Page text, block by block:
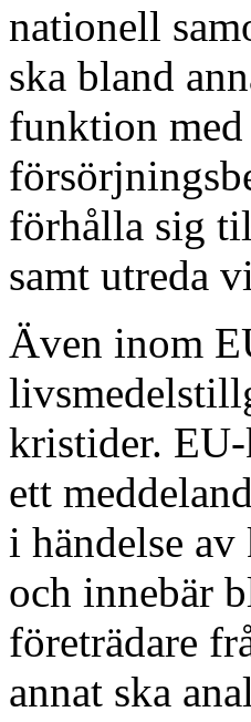
nationell
ska bland
funktion
förhålla sig
samt utreda
Även inom
kristider. EU-
ett
i händelse av
och innebär
företrädare
annat ska